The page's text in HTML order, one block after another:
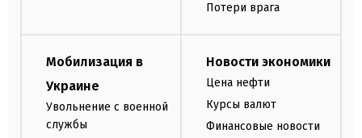
Потери врага
Мобилизация в
Украине
Увольнение с военной
службы
Новости экономики
Цена нефти
Курсы валют
Финансовые новости